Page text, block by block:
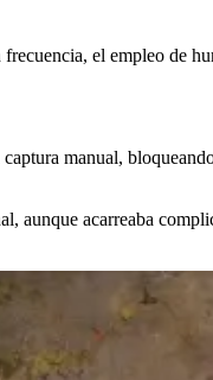
el empleo de
manual,
aunque acarreaba